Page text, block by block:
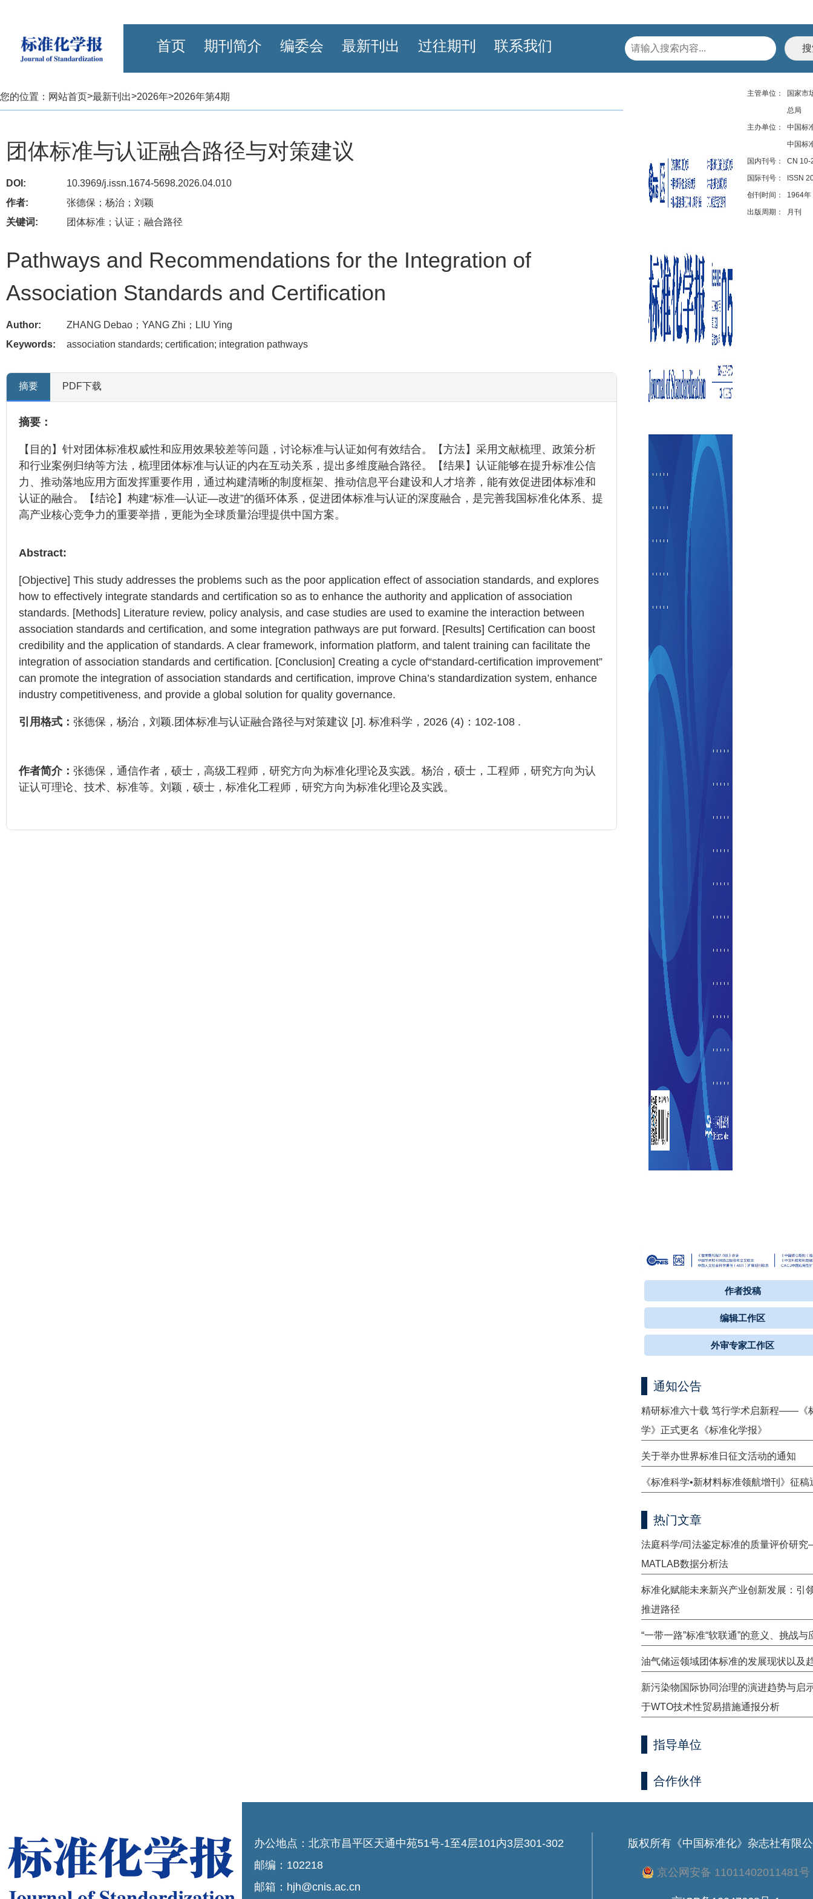
首页 期刊简介 编委会 最新刊出 过往期刊 联系我们
您的位置： 网站首页>最新刊出>2026年>2026年第4期
团体标准与认证融合路径与对策建议
DOI:
10.3969/j.issn.1674-5698.2026.04.010
作者:
张德保；杨治；刘颖
关键词:
团体标准；认证；融合路径
Pathways and Recommendations for the Integration of
Association Standards and Certification
Author:
ZHANG Debao；YANG Zhi；LIU Ying
Keywords:
association standards; certification; integration pathways
摘要 PDF下载
摘要：
【目的】针对团体标准权威性和应用效果较差等问题，讨论标准与认证如何有效结合。【方法】采用文献梳理、政策分析
和行业案例归纳等方法，梳理团体标准与认证的内在互动关系，提出多维度融合路径。【结果】认证能够在提升标准公信
力、推动落地应用方面发挥重要作用，通过构建清晰的制度框架、推动信息平台建设和人才培养，能有效促进团体标准和
认证的融合。【结论】构建“标准—认证—改进”的循环体系，促进团体标准与认证的深度融合，是完善我国标准化体系、提
高产业核心竞争力的重要举措，更能为全球质量治理提供中国方案。
Abstract:
[Objective] This study addresses the problems such as the poor application effect of association standards, and explores
how to effectively integrate standards and certification so as to enhance the authority and application of association
standards. [Methods] Literature review, policy analysis, and case studies are used to examine the interaction between
association standards and certification, and some integration pathways are put forward. [Results] Certification can boost
credibility and the application of standards. A clear framework, information platform, and talent training can facilitate the
integration of association standards and certification. [Conclusion] Creating a cycle of“standard-certification improvement”
can promote the integration of association standards and certification, improve China’s standardization system, enhance
industry competitiveness, and provide a global solution for quality governance.
引用格式： 张德保，杨治，刘颖.团体标准与认证融合路径与对策建议 [J]. 标准科学，2026 (4)：102-108 .
作者简介： 张德保，通信作者，硕士，高级工程师，研究方向为标准化理论及实践。杨治，硕士，工程师，研究方向为认
证认可理论、技术、标准等。刘颖，硕士，标准化工程师，研究方向为标准化理论及实践。
主管单位：
国家市
总局
主办单位：
中国标
中国标
国内刊号：
CN 10-
国际刊号：
ISSN
创刊时间：
1964年
出版周期：
月刊
作者投稿
编辑工作区
外审专家工作区
通知公告
精研标准六十载 笃行学术启新程——《
学》正式更名《标准化学报》
关于举办世界标准日征文活动的通知
《标准科学•新材料标准领航增刊》征稿
热门文章
法庭科学/司法鉴定标准的质量评价研
MATLAB数据分析法
标准化赋能未来新兴产业创新发展：引
推进路径
“一带一路”标准“软联通”的意义、挑战与
油气储运领域团体标准的发展现状以及
新污染物国际协同治理的演进趋势与
于WTO技术性贸易措施通报分析
指导单位
合作伙伴
办公地点：北京市昌平区天通中苑51号-1至4层101内3层301-302
邮编：102218
邮箱：hjh@cnis.ac.cn
版权所有 《中国标准化》杂志社有限
京公网安备 11011402011481号